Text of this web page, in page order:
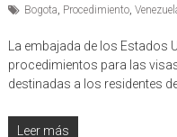
Bogota, Procedimiento,
La embajada de los Estados
procedimientos para las
destinadas a los residentes
Leer más